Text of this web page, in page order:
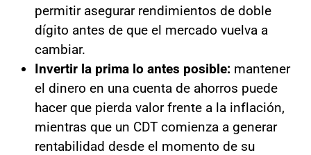
permitir asegurar rendimientos de doble
dígito antes de que el mercado vuelva a
cambiar.
Invertir la prima lo antes posible: mantener
el dinero en una cuenta de ahorros puede
hacer que pierda valor frente a la inflación,
mientras que un CDT comienza a generar
rentabilidad desde el momento de su